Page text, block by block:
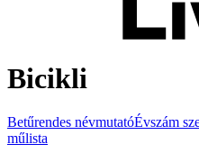
Bicikli
Betűrendes névmutatóÉvszám
műlista